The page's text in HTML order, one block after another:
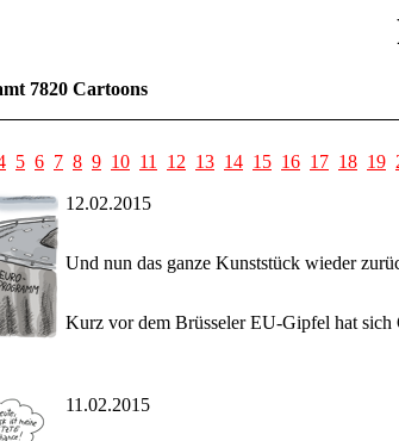
7820 Cartoons
5 6 7 8 9 10 11 12 13 14 15 16 17 18 19
12.02.2015
Und nun das ganze Kunststück wieder
Kurz vor dem Brüsseler EU-Gipfel hat sich
11.02.2015